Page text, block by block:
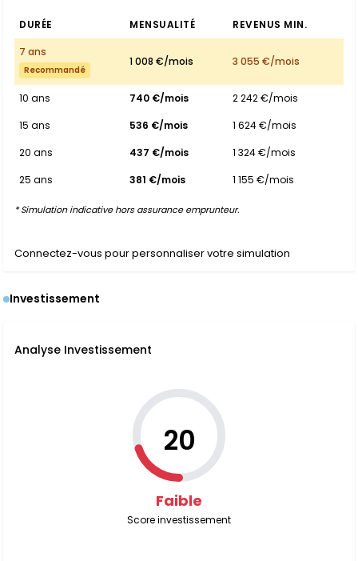
DURÉE MENSUALITÉ
REVENUS MIN.
7 ans
Recommandé
1 008 €/mois 3 055 €/mois
10 ans 740 €/mois
2 242 €/mois
15 ans
536 €/mois
1 624 €/mois
20 ans
437 €/mois
1 324 €/mois
25 ans
381 €/mois 1 155 €/mois
* Simulation indicative hors assurance emprunteur.
Connectez-vous pour personnaliser votre simulation
Investissement
Analyse Investissement
20
Faible
Score investissement